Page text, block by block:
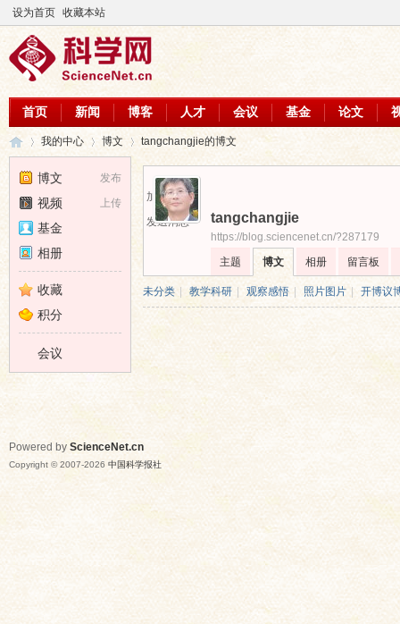
设为首页 收藏本站
首页 新闻 博客 人才 会议 基金 论文
›
我的中心 博文 tangchangjie的博文
加为好友
发送消息
tangchangjie
https://blog.sciencenet.cn/?287179
主题
博文 相册 留言板
未分类 教学科研 观察感悟 照片图片 开博议
发布
博文
上传
视频
基金
相册
收藏
积分
会议
Powered by ScienceNet.cn
Copyright © 2007-2026 中国科学报社